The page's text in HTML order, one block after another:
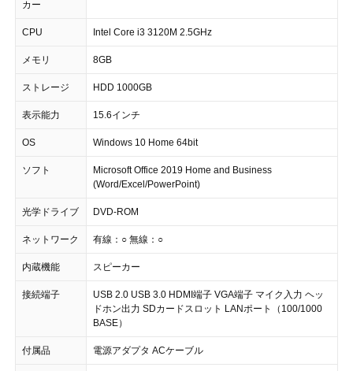
カー
CPU Intel Core i3 3120M 2.5GHz
メモリ 8GB
ストレージ HDD 1000GB
表示能力 15.6インチ
OS Windows 10 Home 64bit
ソフト
Microsoft Office 2019 Home and Business
(Word/Excel/PowerPoint)
光学ドライブ DVD-ROM
ネットワーク 有線：○ 無線：○
内蔵機能 スピーカー
接続端子
USB 2.0 USB 3.0 HDMI端子 VGA端子 マイク入力 ヘッ
ドホン出力 SDカードスロット LANポート（100/1000
BASE）
付属品 電源アダプタ ACケーブル